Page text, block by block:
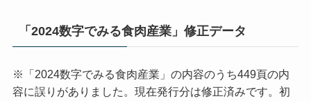
「2024数字でみる食肉産業」修正データ
※「2024数字でみる食肉産業」の内容のうち449頁の内
容に誤りがありました。現在発行分は修正済みです。初